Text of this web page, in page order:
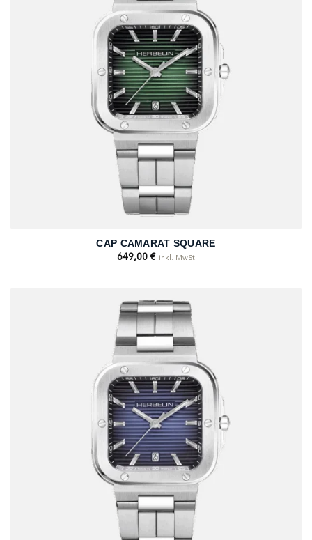
CAP CAMARAT SQUARE
649,00 € inkl. MwSt